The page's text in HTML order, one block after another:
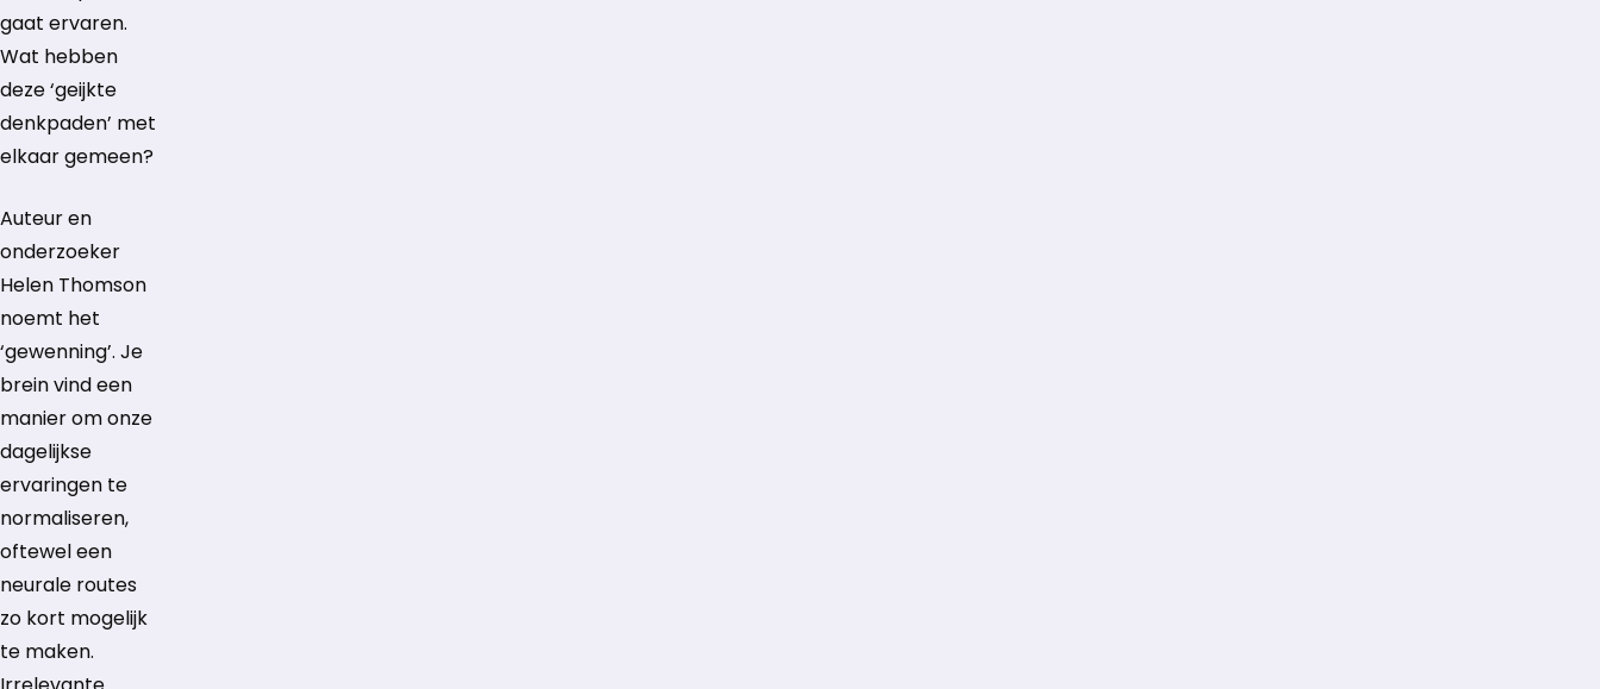
gaat ervaren.
Wat hebben
deze ‘geijkte
denkpaden’ met
elkaar gemeen?
Auteur en
onderzoeker
Helen Thomson
noemt het
‘gewenning’. Je
brein vind een
manier om onze
dagelijkse
ervaringen te
normaliseren,
oftewel een
neurale routes
zo kort mogelijk
te maken.